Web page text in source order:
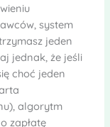
system
jeden
jednak, że jeśli
choć jeden
algorytm
zapłatę